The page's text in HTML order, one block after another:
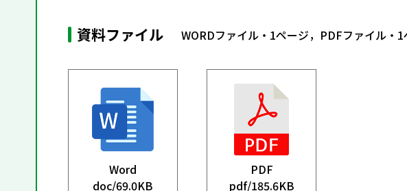
資料ファイル WORDファイル・1ページ，PDFファイル・1
Word
doc/69.0KB
PDF
pdf/185.6KB